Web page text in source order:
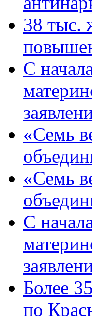
38 тыс.
С
«Семь
«Семь
С
Более
по